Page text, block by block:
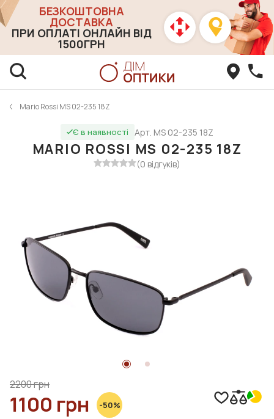
БЕЗКОШТОВНА
ДОСТАВКА
ПРИ ОПЛАТІ ОНЛАЙН ВІД
1500ГРН
Mario Rossi MS 02-235 18Z
Є в наявності Арт. MS 02-235 18Z
MARIO ROSSI MS 02-235 18Z
(0 відгуків)
2200 грн
1100 грн -50%